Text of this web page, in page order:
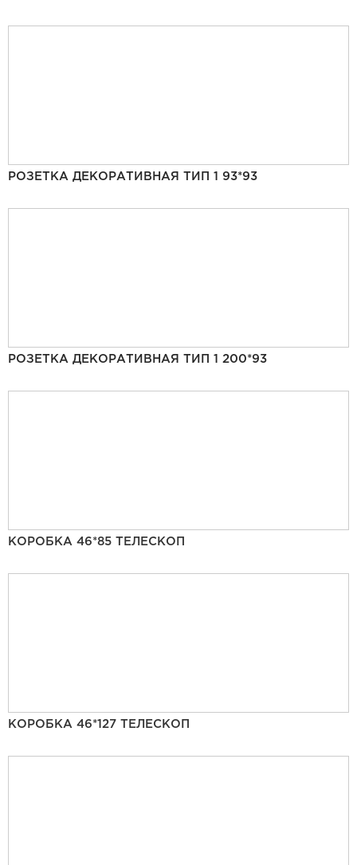
РОЗЕТКА ДЕКОРАТИВНАЯ ТИП 1 93*93
РОЗЕТКА ДЕКОРАТИВНАЯ ТИП 1 200*93
КОРОБКА 46*85 ТЕЛЕСКОП
КОРОБКА 46*127 ТЕЛЕСКОП